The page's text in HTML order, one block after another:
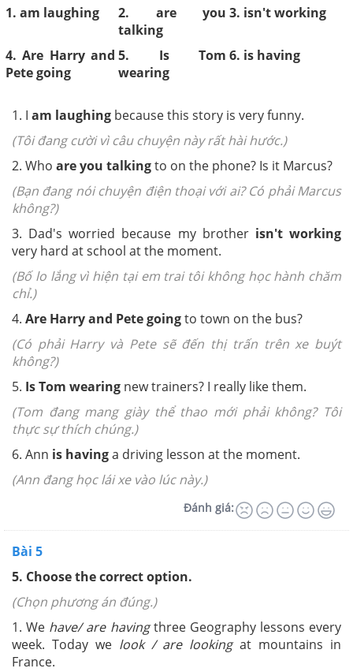
1. am laughing
2. are you
talking
3. isn't working
4. Are Harry and
Pete going
5. Is Tom
wearing
6. is having
1. I am laughing because this story is very funny.
(Tôi đang cười vì câu chuyện này rất hài hước.)
2. Who are you talkingto on the phone? Is it Marcus?
(Bạn đang nói chuyện điện thoại với ai? Có phải Marcus
không?)
3. Dad's worried because my brother isn't working
very hard at school at the moment.
(Bố lo lắng vì hiện tại em trai tôi không học hành chăm
chỉ.)
4. Are Harry and Pete goingto town on the bus?
(Có phải Harry và Pete sẽ đến thị trấn trên xe buýt
không?)
5. Is Tom wearing new trainers? I really like them.
(Tom đang mang giày thể thao mới phải không? Tôi
thực sự thích chúng.)
6. Ann is havinga driving lesson at the moment.
(Ann đang học lái xe vào lúc này.)
Đánh giá:
Bài 5
5. Choose the correct option.
(Chọn phương án đúng.)
1. We have/ are havingthree Geography lessons every
week. Today we look / are lookingat mountains in
France.